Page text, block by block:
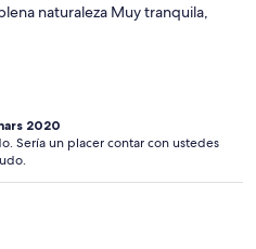
naturaleza Muy tranquila,
2020
Sería un placer contar con ustedes